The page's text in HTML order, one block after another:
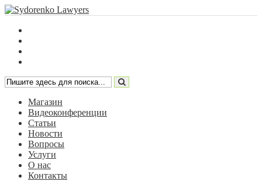
Магазин
Видеоконференции
Статьи
Новости
Вопросы
Услуги
О нас
Контакты